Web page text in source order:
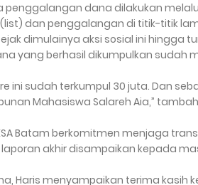
penggalangan dana dilakukan
dan penggalangan di titik-titik
dimulainya aksi sosial ini hingga
yang berhasil dikumpulkan sudah
ini sudah terkumpul 30 juta. Dan
Mahasiswa Salareh Aia,”
Batam berkomitmen menjaga
akhir disampaikan kepada
Haris menyampaikan terima kasih